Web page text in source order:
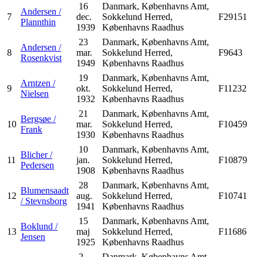
7
Andersen /
Plannthin
16
dec.
1939
Danmark, Københavns Amt,
Sokkelund Herred,
Københavns Raadhus
F29151
8
Andersen /
Rosenkvist
23
mar.
1949
Danmark, Københavns Amt,
Sokkelund Herred,
Københavns Raadhus
F9643
9
Arntzen /
Nielsen
19
okt.
1932
Danmark, Københavns Amt,
Sokkelund Herred,
Københavns Raadhus
F11232
10
Bergsøe /
Frank
21
mar.
1930
Danmark, Københavns Amt,
Sokkelund Herred,
Københavns Raadhus
F10459
11
Blicher /
Pedersen
10
jan.
1908
Danmark, Københavns Amt,
Sokkelund Herred,
Københavns Raadhus
F10879
12
Blumensaadt
/ Stevnsborg
28
aug.
1941
Danmark, Københavns Amt,
Sokkelund Herred,
Københavns Raadhus
F10741
13
Boklund /
Jensen
15
maj
1925
Danmark, Københavns Amt,
Sokkelund Herred,
Københavns Raadhus
F11686